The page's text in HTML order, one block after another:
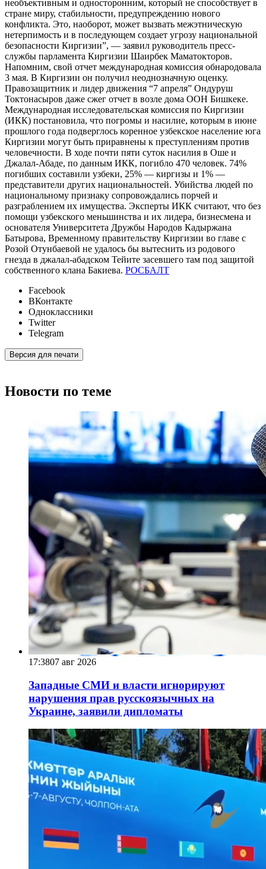
необъективным и односторонним, который не способствует в
стране миру, стабильности, предупреждению нового
конфликта. Это, наоборот, может вызвать межэтническую
нетерпимость и в последующем создает угрозу национальной
безопасности Киргизии”, — заявил руководитель пресс-
службы парламента Киргизии Шаирбек Маматокторов.
Напомним, свой отчет международная комиссия обнародовала
3 мая. В Киргизии он получил неоднозначную оценку.
Правозащитник и лидер движения “7 апреля” Ондуруш
Токтонасыров даже сжег отчет в возле дома ООН Бишкеке.
Международная исследовательская комиссия по Киргизии
(ИКК) постановила, что погромы и насилие, которым в июне
прошлого года подверглось коренное узбекское население юга
Киргизии могут быть приравнены к преступлениям против
человечности. В ходе почти пяти суток насилия в Оше и
Джалал-Абаде, по данным ИКК, погибло 470 человек. 74%
погибших составили узбеки, 25% — киргизы и 1% —
представители других национальностей. Убийства людей по
национальному признаку сопровождались порчей и
разграблением их имущества. Эксперты ИКК считают, что без
помощи узбекского меньшинства и их лидера, бизнесмена и
основателя Университета Дружбы Народов Кадыржана
Батырова, Временному правительству Киргизии во главе с
Розой Отунбаевой не удалось бы вытеснить из родового
гнезда в джалал-абадском Тейите засевшего там под защитой
собственного клана Бакиева. РОСБАЛТ
Facebook
ВКонтакте
Одноклассники
Twitter
Telegram
Версия для печати
Новости по теме
17:3807 авг 2026
Западные СМИ и власти игнорируют
нарушения прав русскоязычных на
Украине, заявили дипломаты